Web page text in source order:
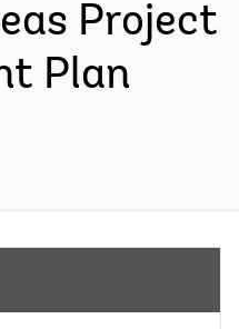
Project
Plan